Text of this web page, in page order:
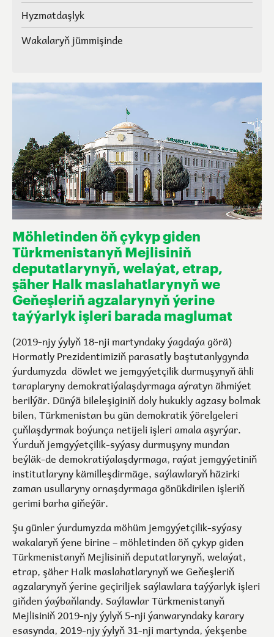
Hyzmatdaşlyk
Wakalaryň jümmişinde
Möhletinden öň çykyp giden
Türkmenistanyň Mejlisiniň
deputatlarynyň, welaýat, etrap,
şäher Halk maslahatlarynyň we
Geňeşleriň agzalarynyň ýerine
taýýarlyk işleri barada maglumat
(2019-njy ýylyň 18-nji martyndaky ýagdaýa görä)
Hormatly Prezidentimiziň parasatly baştutanlygynda
ýurdumyzda döwlet we jemgyýetçilik durmuşynyň ähli
taraplaryny demokratiýalaşdyrmaga aýratyn ähmiýet
berilýär. Dünýä bileleşiginiň doly hukukly agzasy bolmak
bilen, Türkmenistan bu gün demokratik ýörelgeleri
çuňlaşdyrmak boýunça netijeli işleri amala aşyrýar.
Ýurduň jemgyýetçilik-syýasy durmuşyny mundan
beýläk-de demokratiýalaşdyrmaga, raýat jemgyýetiniň
institutlaryny kämilleşdirmäge, saýlawlaryň häzirki
zaman usullaryny ornaşdyrmaga gönükdirilen işleriň
gerimi barha giňeýär.
Şu günler ýurdumyzda möhüm jemgyýetçilik-syýasy
wakalaryň ýene birine – möhletinden öň çykyp giden
Türkmenistanyň Mejlisiniň deputatlarynyň, welaýat,
etrap, şäher Halk maslahatlarynyň we Geňeşleriň
agzalarynyň ýerine geçiriljek saýlawlara taýýarlyk işleri
giňden ýaýbaňlandy. Saýlawlar Türkmenistanyň
Mejlisiniň 2019-njy ýylyň 5-nji ýanwaryndaky karary
esasynda, 2019-njy ýylyň 31-nji martynda, ýekşenbe